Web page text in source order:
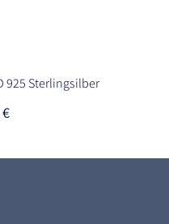
925 Sterlingsilber
€